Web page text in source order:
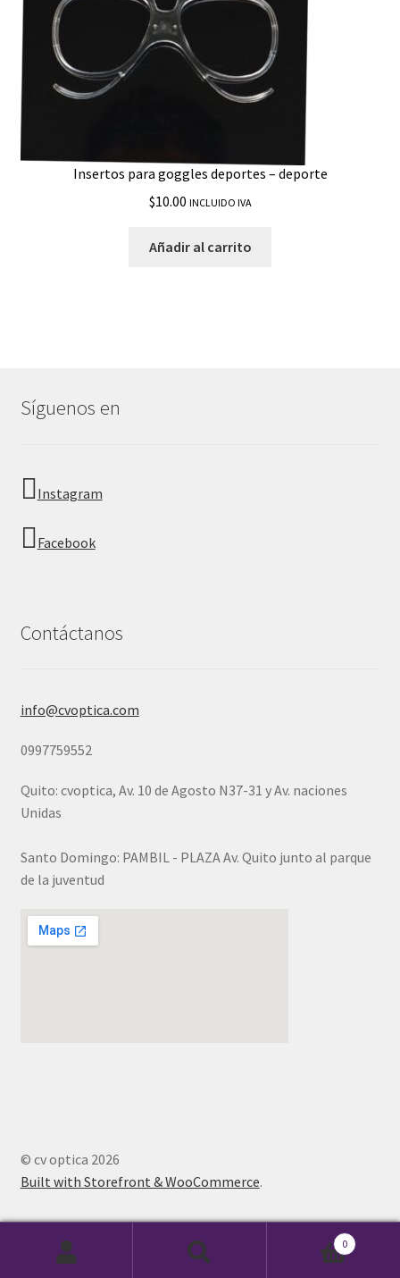
Insertos para goggles deportes – deporte
$10.00 INCLUIDO IVA
Añadir al carrito
Síguenos en
Instagram
Facebook
Contáctanos
info@cvoptica.com
0997759552
Quito: cvoptica, Av. 10 de Agosto N37-31 y Av. naciones
Unidas
Santo Domingo: PAMBIL - PLAZA Av. Quito junto al parque
de la juventud
© cv optica 2026
Built with Storefront & WooCommerce.
0